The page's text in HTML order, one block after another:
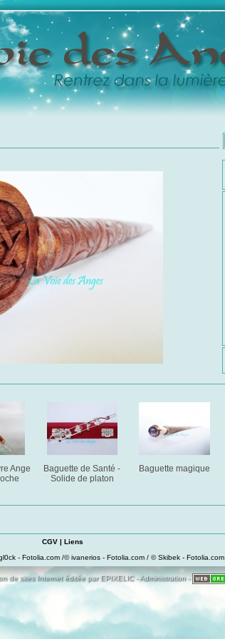
Ange
Baguette de Santé -
Solide de platon
Baguette magique
CGV | Liens
- Fotolia.com /© ivanerios - Fotolia.com / © Skibek - Fotolia.com
de sites Internet éditée par EPIXELIC- Administration-